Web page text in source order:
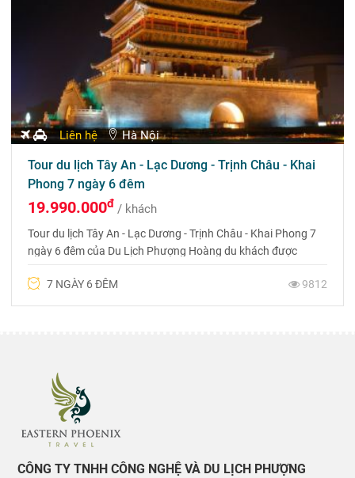
Liên hệ Hà Nội
Tour du lịch Tây An - Lạc Dương - Trịnh Châu - Khai
Phong 7 ngày 6 đêm
19.990.000đ / khách
Tour du lịch Tây An - Lạc Dương - Trịnh Châu - Khai Phong 7
ngày 6 đêm của Du Lịch Phượng Hoàng du khách được
mộ của Tần Thủy Hoàng và Con đường Tơ lụa huyền thoại;
ngắm nhìn vẻ đẹp lộng lẫy của hoa mẫu đơn Lạc Dương,
7 NGÀY 6 ĐÊM 9812
CÔNG TY TNHH CÔNG NGHỆ VÀ DU LỊCH PHƯỢNG